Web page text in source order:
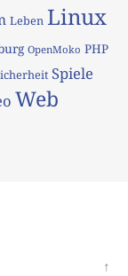
Leben Linux
OpenMoko PHP
Spiele
Web
↑